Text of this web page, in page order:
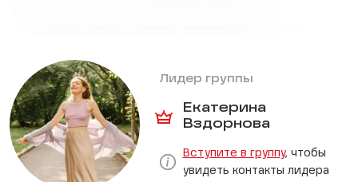
Лидер группы
Екатерина
Вздорнова
Вступите в группу, чтобы
увидеть контакты лидера